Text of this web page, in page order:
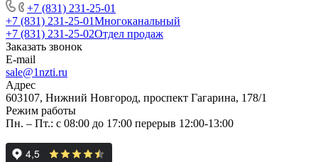
+7 (831) 231-25-01
+7 (831) 231-25-01Многоканальный
+7 (831) 231-25-02Отдел продаж
Заказать звонок
E-mail
sale@1nzti.ru
Адрес
603107, Нижний Новгород, проспект Гагарина, 178/1
Режим работы
Пн. – Пт.: с 08:00 до 17:00 перерыв 12:00-13:00